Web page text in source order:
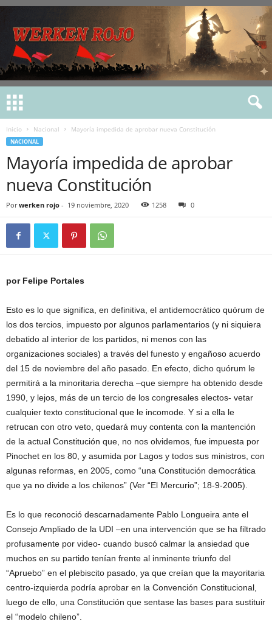
Inicio Nacional Mayoría impedida de aprobar nueva Constitución
NACIONAL
Mayoría impedida de aprobar
nueva Constitución
Por werken rojo - 19 noviembre, 2020 1258 0
por Felipe Portales
Esto es lo que significa, en definitiva, el antidemocrático quórum de
los dos tercios, impuesto por algunos parlamentarios (y ni siquiera
debatido al interior de los partidos, ni menos con las
organizaciones sociales) a través del funesto y engañoso acuerdo
del 15 de noviembre del año pasado. En efecto, dicho quórum le
permitirá a la minoritaria derecha –que siempre ha obtenido desde
1990, y lejos, más de un tercio de los congresales electos- vetar
cualquier texto constitucional que le incomode. Y si a ella le
retrucan con otro veto, quedará muy contenta con la mantención
de la actual Constitución que, no nos olvidemos, fue impuesta por
Pinochet en los 80, y asumida por Lagos y todos sus ministros, con
algunas reformas, en 2005, como “una Constitución democrática
que ya no divide a los chilenos” (Ver “El Mercurio”; 18-9-2005).
Es lo que reconoció descarnadamente Pablo Longueira ante el
Consejo Ampliado de la UDI –en una intervención que se ha filtrado
profusamente por video- cuando buscó calmar la ansiedad que
muchos en su partido tenían frente al inminente triunfo del
“Apruebo” en el plebiscito pasado, ya que creían que la mayoritaria
centro-izquierda podría aprobar en la Convención Constitucional,
luego de ello, una Constitución que sentase las bases para sustituir
el “modelo chileno”.